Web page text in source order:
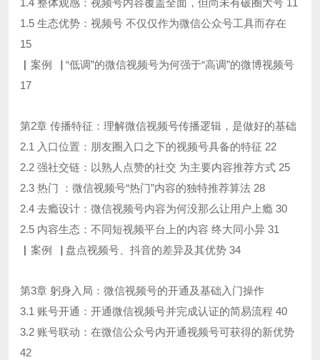
1.4 整体观感：视频号内容覆盖全面，但尚未有破圈大号 11
1.5 生态优势：视频号 不仅仅作为微信公众号工具而存在
15
▏案例▕ “低调”的微信视频号为何强于“高调”的微博视频号
17
第2章 传播特征：理解微信视频号传播逻辑，是做好的基础
2.1 入口位置：朋友圈入口之下的视频号具备的特征 22
2.2 强社交链：以熟人点赞的社交 为主要内容推荐方式 25
2.3 热门 ：微信视频号“热门”内容的独特推荐算法 28
2.4 去瘾设计：微信视频号内容为何没那么让用户上瘾 30
2.5 内容生态：不同短视频平台上的内容 终大同小异 31
▏案例▕ 盘点视频号、抖音的差异及其优势 34
第3章 躬身入局：微信视频号的开通及基础入门操作
3.1 账号开通：开通微信视频号并完成认证的简易流程 40
3.2 账号联动：在微信公众号内开通视频号可获得的新优势
42